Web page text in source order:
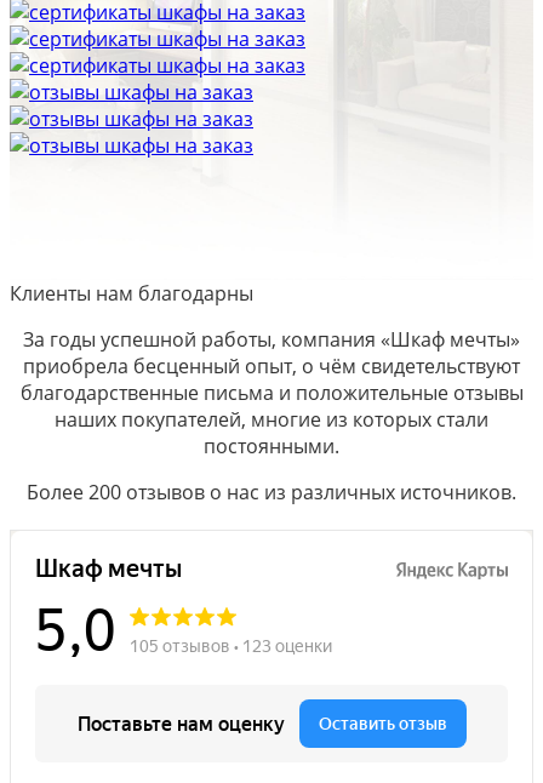
Клиенты нам благодарны
За годы успешной работы, компания «Шкаф мечты»
приобрела бесценный опыт, о чём свидетельствуют
благодарственные письма и положительные отзывы
наших покупателей, многие из которых стали
постоянными.
Более 200 отзывов о нас из различных источников.